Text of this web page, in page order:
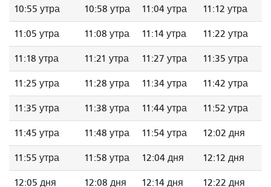
10:55 утра 10:58 утра 11:04 утра 11:12 утра
11:05 утра 11:08 утра 11:14 утра 11:22 утра
11:18 утра 11:21 утра 11:27 утра 11:35 утра
11:25 утра 11:28 утра 11:34 утра 11:42 утра
11:35 утра 11:38 утра 11:44 утра 11:52 утра
11:45 утра 11:48 утра 11:54 утра 12:02 дня
11:55 утра 11:58 утра 12:04 дня 12:12 дня
12:05 дня 12:08 дня 12:14 дня 12:22 дня